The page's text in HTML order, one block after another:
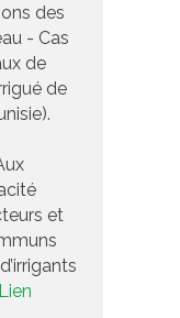
des
- Cas
de
de
et
Lien